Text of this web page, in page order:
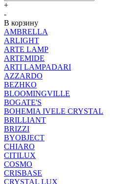
+
-
В корзину
AMBRELLA
ARLIGHT
ARTE LAMP
ARTEMIDE
ARTI LAMPADARI
AZZARDO
BEZHKO
BLOOMINGVILLE
BOGATE'S
BOHEMIA IVELE CRYSTAL
BRILLIANT
BRIZZI
BYOBJECT
CHIARO
CITILUX
COSMO
CRISBASE
CRYSTAL LUX